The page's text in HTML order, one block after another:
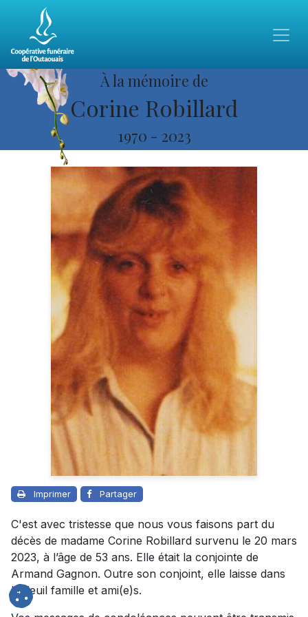
À la mémoire de
Corine Robillard
1970 - 2023
Imprimer Partager
C'est avec tristesse que nous vous faisons part du
décès de madame Corine Robillard survenu le 20 mars
2023, à l’âge de 53 ans. Elle était la conjointe de
Armand Gagnon. Outre son conjoint, elle laisse dans
le deuil famille et ami(e)s.